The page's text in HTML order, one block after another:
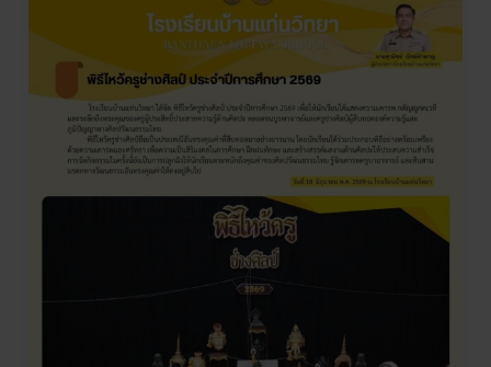
ช่าง
ศิลป์
ประจำ
การ
ศึกษา